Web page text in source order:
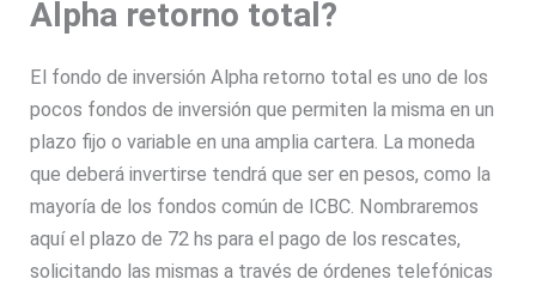
Alpha retorno total?
El fondo de inversión Alpha retorno total es uno de los
pocos fondos de inversión que permiten la misma en un
plazo fijo o variable en una amplia cartera. La moneda
que deberá invertirse tendrá que ser en pesos, como la
mayoría de los fondos común de ICBC. Nombraremos
aquí el plazo de 72 hs para el pago de los rescates,
solicitando las mismas a través de órdenes telefónicas